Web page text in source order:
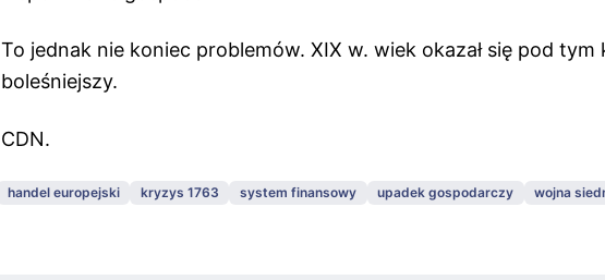
To jednak nie koniec problemów. XIX w. wiek okazał się pod tym
boleśniejszy.
CDN.
handel europejski kryzys 1763 system finansowy upadek gospodarczy wojna